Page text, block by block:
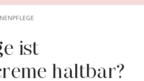
ist
haltbar?